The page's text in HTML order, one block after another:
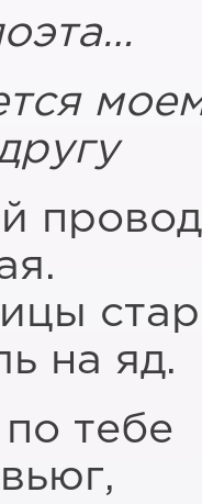
на яд.
тебе